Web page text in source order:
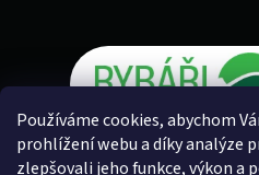
Používáme cookies, abychom
prohlížení webu a díky analýze
zlepšovali jeho funkce, výkon a